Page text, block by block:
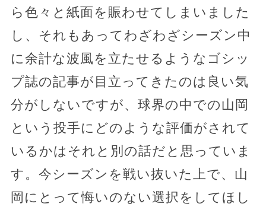
ら色々と紙面を賑わせてしまいました
し、それもあってわざわざシーズン中
に余計な波風を立たせるようなゴシッ
プ誌の記事が目立ってきたのは良い気
分がしないですが、球界の中での山岡
という投手にどのような評価がされて
いるかはそれと別の話だと思っていま
す。今シーズンを戦い抜いた上で、山
岡にとって悔いのない選択をしてほし